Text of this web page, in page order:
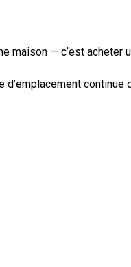
maison — c’est acheter
continue